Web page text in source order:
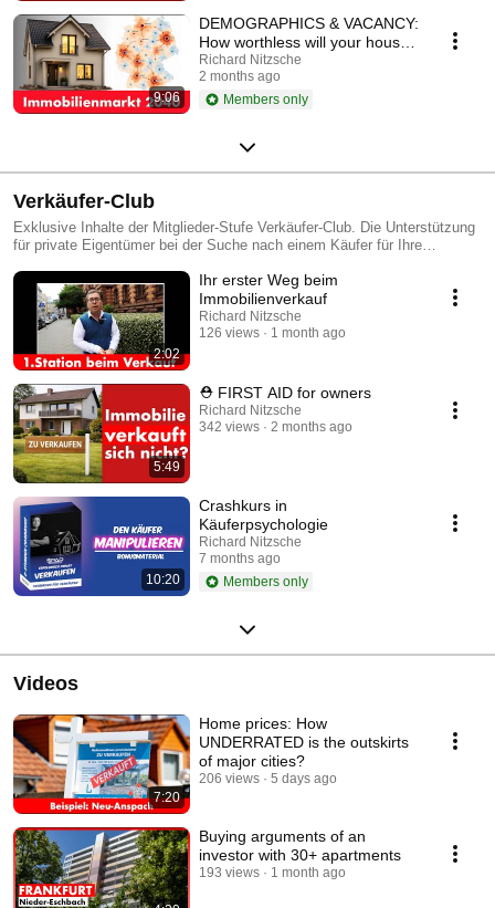
9:06
DEMOGRAPHICS & VACANCY:
How worthless will your house
be by 2040?
Richard Nitzsche
2 months ago
Members only
Verkäufer-Club
Exklusive Inhalte der Mitglieder-Stufe Verkäufer-Club. Die Unterstützung
für private Eigentümer bei der Suche nach einem Käufer für Ihre
ergänzt und aktualisiert werden. Tipps, Handlungsanweisungen,
Checklisten und Fallstudien - alles was Eigentümer benötigen, um ihren
Haus- und Wohnungsverkauf selbständig abzuwickeln, aber auch um zu
erkennen, an welchen Stellen potenzielle Probleme liegen, wegen denen
eine Immobilie nicht verkauft.
2:02
Ihr erster Weg beim
Immobilienverkauf
Richard Nitzsche
126 views
1 month ago
5:49
⛑️ FIRST AID for owners
Richard Nitzsche
342 views
2 months ago
10:20
Crashkurs in
Käuferpsychologie
Richard Nitzsche
7 months ago
Members only
Videos
7:20
Home prices: How
UNDERRATED is the outskirts
of major cities?
206 views 5 days ago
Buying arguments of an
investor with 30+ apartments
193 views 1 month ago